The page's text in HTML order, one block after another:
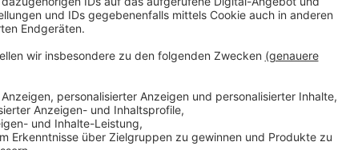
Mislintats Nachfolger,Samir Arabi , wird am Freitag (29. Mai
Sportvorstand legt aber bereits vorher los. Er werde in den
Gespräche mit Trainerteam, Mannschaftsumfeld und
Aufgabe Arabis: die Kaderplanung. Nach dem Abstieg in die
Spieler noch einen Vertrag.